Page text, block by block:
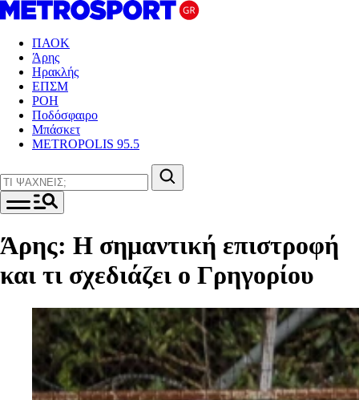
ΠΑΟΚ
Άρης
Ηρακλής
ΕΠΣΜ
ΡΟΗ
Ποδόσφαιρο
Μπάσκετ
METROPOLIS 95.5
Άρης: Η σημαντική επιστροφή
και τι σχεδιάζει ο Γρηγορίου